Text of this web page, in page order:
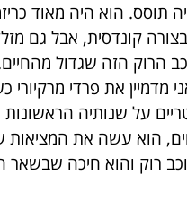
תוסס. הוא היה מאוד
קונדסית, אבל גם
הרוק הזה שגדול
מדמיין את פרדי מרקיורי
על שנותיה
הוא עשה את המציאות
רוק והוא חיכה שבשאר